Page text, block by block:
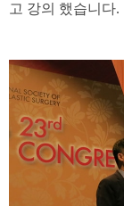
고 강의 했습니다.